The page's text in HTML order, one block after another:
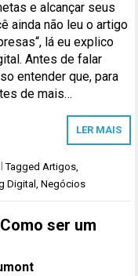
e alcançar seus
ainda não leu o artigo
lá eu explico
Antes de falar
entender que, para
de mais…
LER MAIS
Tagged Artigos
Digital ,Negócios
ser um